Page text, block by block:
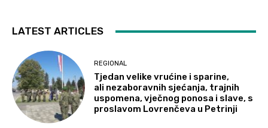
LATEST ARTICLES
REGIONAL
Tjedan velike vrućine i sparine,
ali nezaboravnih sjećanja, trajnih
uspomena, vječnog ponosa i slave, s
proslavom Lovrenčeva u Petrinji